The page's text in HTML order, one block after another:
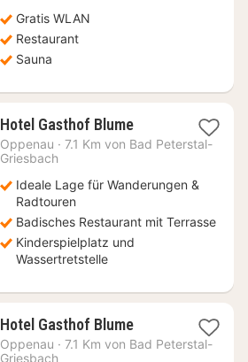
Gratis WLAN
Restaurant
Sauna
Hotel Gasthof Blume1
Nacht
€
Oppenau · 7.1 Km von Bad Peterstal-
Griesbach
Ideale Lage für Wanderungen &
Radtouren
Badisches Restaurant mit Terrasse
Kinderspielplatz und
Wassertretstelle
Hotel Gasthof Blume1
Nacht
Oppenau · 7.1 Km von Bad Peterstal-
Griesbach